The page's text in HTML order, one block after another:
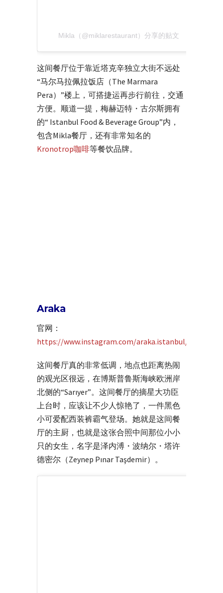
Mikla（@miklarestaurant）分享的贴文
这间餐厅位于靠近塔克辛独立大街不远处
“马尔马拉佩拉饭店（The Marmara
Pera）”楼上，可搭捷运再步行前往，交通
方便。顺道一提，梅赫迈特・古尔斯拥有
的“ Istanbul Food & Beverage Group”内，
包含Mikla餐厅，还有非常知名的
Kronotrop咖啡等餐饮品牌。
Araka
官网：
https://www.instagram.com/araka.istanbul/
这间餐厅真的非常低调，地点也距离热闹
的观光区很远，在博斯普鲁斯海峡欧洲岸
北侧的“Sarıyer”。这间餐厅的摘星大功臣
上台时，应该让不少人惊艳了，一件黑色
小可爱配西装裤霸气登场。她就是这间餐
厅的主厨，也就是这张合照中间那位小小
只的女生，名字是泽内溥・波纳尔・塔许
德密尔（Zeynep Pınar Taşdemir）。